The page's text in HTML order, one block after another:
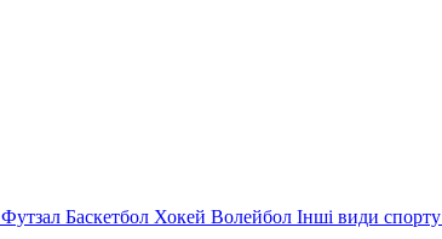
Футзал Баскетбол Хокей Волейбол Інші види спорту